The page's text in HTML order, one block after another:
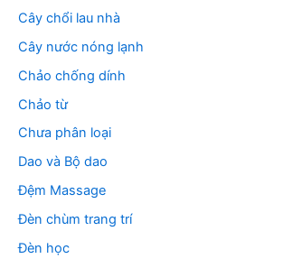
Cây chổi lau nhà
Cây nước nóng lạnh
Chảo chống dính
Chảo từ
Chưa phân loại
Dao và Bộ dao
Đệm Massage
Đèn chùm trang trí
Đèn học